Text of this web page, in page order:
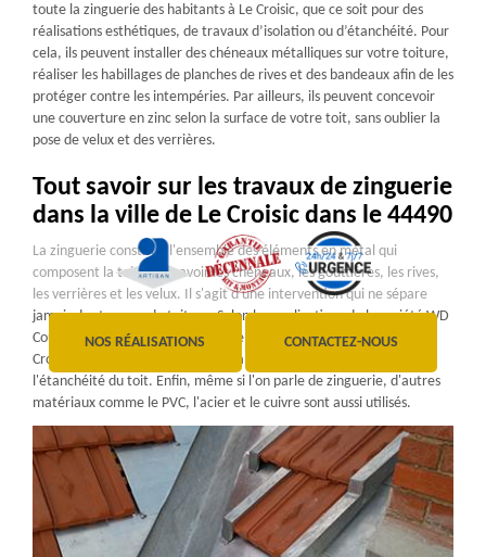
NOS RÉALISATIONS CONTACTEZ-NOUS
toute la zinguerie des habitants à Le Croisic, que ce soit pour des
réalisations esthétiques, de travaux d’isolation ou d’étanchéité. Pour
cela, ils peuvent installer des chéneaux métalliques sur votre toiture,
réaliser les habillages de planches de rives et des bandeaux afin de les
protéger contre les intempéries. Par ailleurs, ils peuvent concevoir
une couverture en zinc selon la surface de votre toit, sans oublier la
pose de velux et des verrières.
Tout savoir sur les travaux de zinguerie
dans la ville de Le Croisic dans le 44490
La zinguerie constitue l'ensemble des éléments en métal qui
composent la toiture à savoir les chéneaux, les gouttières, les rives,
les verrières et les velux. Il s'agit d'une intervention qui ne sépare
jamais des travaux de toiture. Selon les explications de la société WD
Couverture Ravalement spécialiste en travaux de zinguerie à Le
Croisic, les opérations relatives à la zinguerie contribuent à assurer
l'étanchéité du toit. Enfin, même si l'on parle de zinguerie, d'autres
matériaux comme le PVC, l'acier et le cuivre sont aussi utilisés.